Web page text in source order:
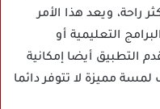
راحة، ويعد هذا الأمر
التعليمية أو
التطبيق أيضا إمكانية
مميزة لا تتوفر دائما